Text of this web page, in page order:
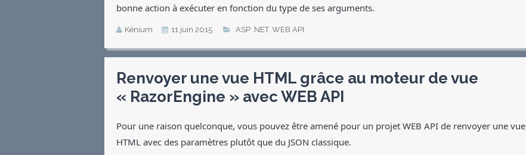
bonne action à exécuter en fonction du type de ses arguments.
Kénium 11 juin 2015 ASP .NET, WEB API
Renvoyer une vue HTML grâce au moteur de vue
« RazorEngine » avec WEB API
Pour une raison quelconque, vous pouvez être amené pour un projet WEB API de renvoyer une vue
HTML avec des paramètres plutôt que du JSON classique.